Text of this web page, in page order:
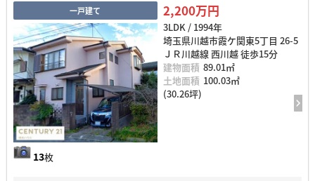
一戸建て
13枚
2,200万円
3LDK / 1994年
埼玉県川越市霞ケ関東5丁目 26-5
ＪＲ川越線 西川越 徒歩15分
建物面積 89.01㎡
土地面積 100.03㎡
(30.26坪)